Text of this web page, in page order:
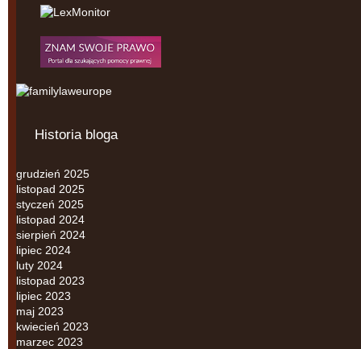
Historia bloga
grudzień 2025
listopad 2025
styczeń 2025
listopad 2024
sierpień 2024
lipiec 2024
luty 2024
listopad 2023
lipiec 2023
maj 2023
kwiecień 2023
marzec 2023